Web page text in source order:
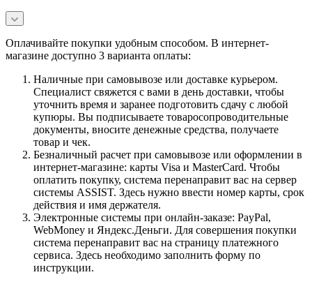
Оплачивайте покупки удобным способом. В интернет-
магазине доступно 3 варианта оплаты:
Наличные при самовывозе или доставке курьером.
Специалист свяжется с вами в день доставки, чтобы
уточнить время и заранее подготовить сдачу с любой
купюры. Вы подписываете товаросопроводительные
документы, вносите денежные средства, получаете
товар и чек.
Безналичный расчет при самовывозе или оформлении в
интернет-магазине: карты Visa и MasterCard. Чтобы
оплатить покупку, система перенаправит вас на сервер
системы ASSIST. Здесь нужно ввести номер карты, срок
действия и имя держателя.
Электронные системы при онлайн-заказе: PayPal,
WebMoney и Яндекс.Деньги. Для совершения покупки
система перенаправит вас на страницу платежного
сервиса. Здесь необходимо заполнить форму по
инструкции.